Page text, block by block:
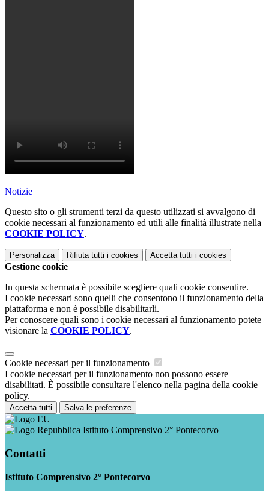
Notizie
Questo sito o gli strumenti terzi da questo utilizzati si avvalgono di
cookie necessari al funzionamento ed utili alle finalità illustrate nella
COOKIE POLICY.
Personalizza Rifiuta tutti i cookies Accetta tutti i cookies
Gestione cookie
In questa schermata è possibile scegliere quali cookie consentire.
I cookie necessari sono quelli che consentono il funzionamento della
piattaforma e non è possibile disabilitarli.
Per conoscere quali sono i cookie necessari al funzionamento potete
visionare la COOKIE POLICY.
Cookie necessari per il funzionamento
I cookie necessari per il funzionamento non possono essere
disabilitati. È possibile consultare l'elenco nella pagina della cookie
policy.
Accetta tutti Salva le preferenze
Istituto Comprensivo 2° Pontecorvo
Contatti
Istituto Comprensivo 2° Pontecorvo